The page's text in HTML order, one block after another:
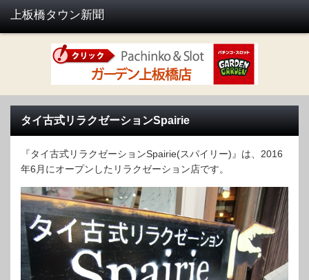
タイ古式リラクゼーションSpairie
『タイ古式リラクゼーションSpairie(スパイリー)』は、2016
年6月にオープンしたリラクゼーション店です。